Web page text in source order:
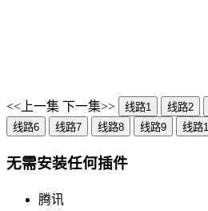
<<上一集 下一集>> 线路1 线路2
线路6
线路7 线路8 线路9 线路
无需安装任何插件
腾讯